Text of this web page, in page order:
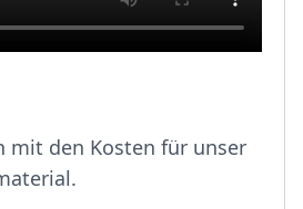
mit den Kosten für unser